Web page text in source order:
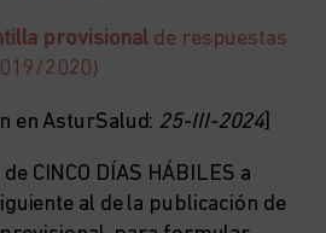
provisional de respuestas
2020)
en AsturSalud: 25-III-2024]
CINCO DÍAS HÁBILES a
al de la publicación de